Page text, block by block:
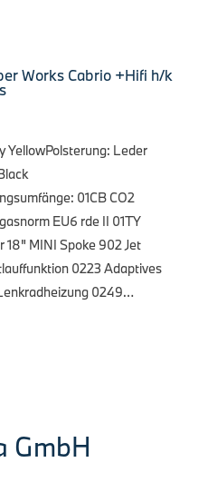
Works Cabrio +Hifi h/k
YellowPolsterung: Leder
01CB CO2
EU6 rde II 01TY
18" MINI Spoke 902 Jet
0223 Adaptives
0249…
GmbH